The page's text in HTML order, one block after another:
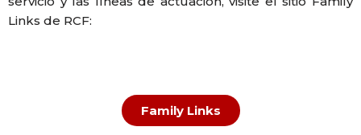
Links de RCF:
Family Links